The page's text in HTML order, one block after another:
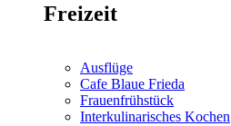
Freizeit
Ausflüge
Cafe Blaue Frieda
Frauenfrühstück
Interkulinarisches Kochen